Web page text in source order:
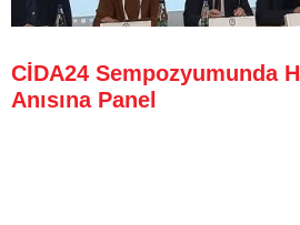
CİDA24 Sempozyumunda
Anısına Panel